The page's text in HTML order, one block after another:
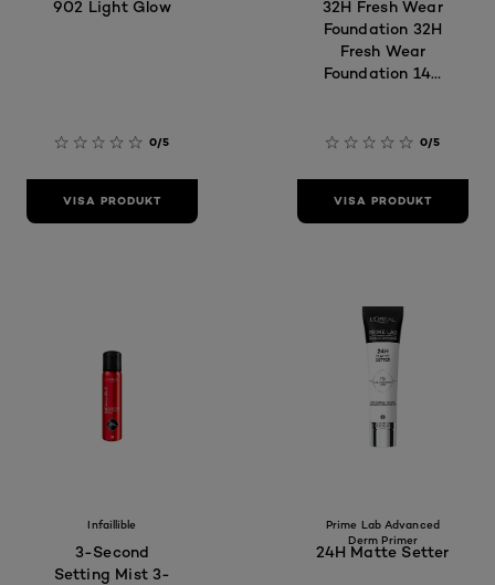
902 Light Glow
0/5
VISA PRODUKT
32H Fresh Wear
Foundation 32H
Fresh Wear
Foundation 140
0/5
VISA PRODUKT
Infaillible
3-Second
Setting Mist 3-
Prime Lab Advanced
Derm Primer
24H Matte Setter